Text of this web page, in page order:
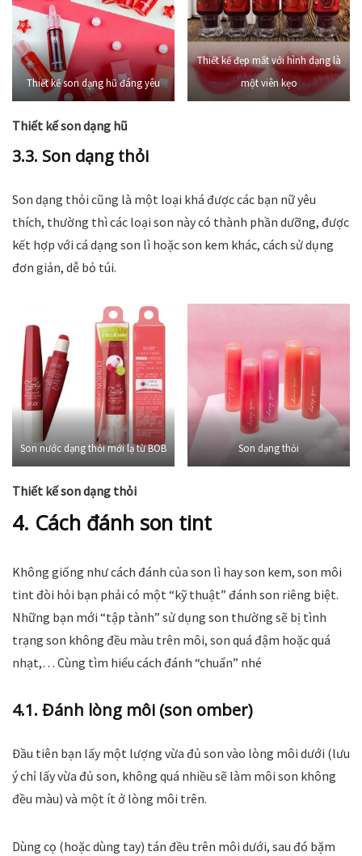
Thiết kế son dạng hũ đáng yêu
Thiết kế đẹp mắt với hình dạng là
một viên kẹo
Thiết kế son dạng hũ
3.3. Son dạng thỏi
Son dạng thỏi cũng là một loại khá được các bạn nữ yêu
thích, thường thì các loại son này có thành phần dưỡng, được
kết hợp với cá dạng son lì hoặc son kem khác, cách sử dụng
đơn giản, dễ bỏ túi.
Son nước dạng thỏi mới lạ từ BOB Son dạng thỏi
Thiết kế son dạng thỏi
4. Cách đánh son tint
Không giống như cách đánh của son lì hay son kem, son môi
tint đòi hỏi bạn phải có một “kỹ thuật” đánh son riêng biệt.
Những bạn mới “tập tành” sử dụng son thường sẽ bị tình
trạng son không đều màu trên môi, son quá đậm hoặc quá
nhạt,… Cùng tìm hiểu cách đánh “chuẩn” nhé
4.1. Đánh lòng môi (son omber)
Đầu tiên bạn lấy một lượng vừa đủ son vào lòng môi dưới (lưu
ý chỉ lấy vừa đủ son, không quá nhiều sẽ làm môi son không
đều màu) và một ít ở lòng môi trên.
Dùng cọ (hoặc dùng tay) tán đều trên môi dưới, sau đó bặm